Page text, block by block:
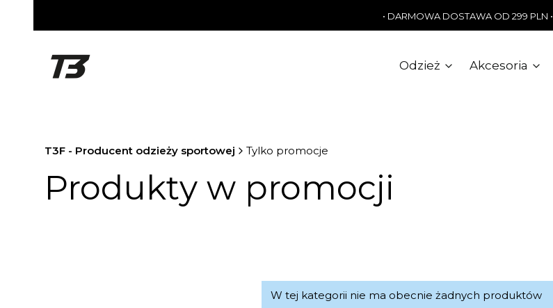
• DARMOWA DOSTAWA OD 299 PLN •
Odzież Akcesoria
T3F - Producent odzieży sportowej Tylko promocje
Produkty w promocji
Lista produktów
W tej kategorii nie ma obecnie żadnych produktów